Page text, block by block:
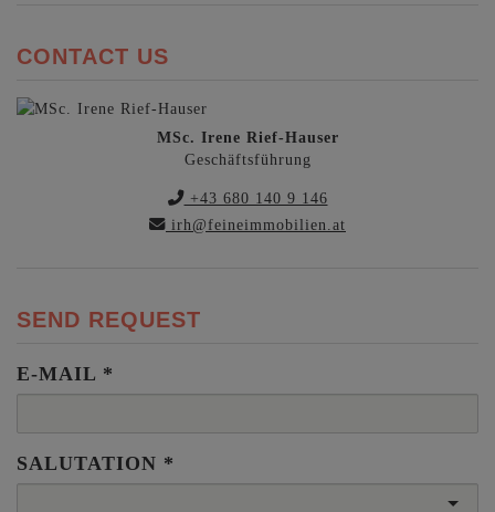
CONTACT US
MSc. Irene Rief-Hauser
Geschäftsführung
+43 680 140 9 146
irh@feineimmobilien.at
SEND REQUEST
E-MAIL
SALUTATION